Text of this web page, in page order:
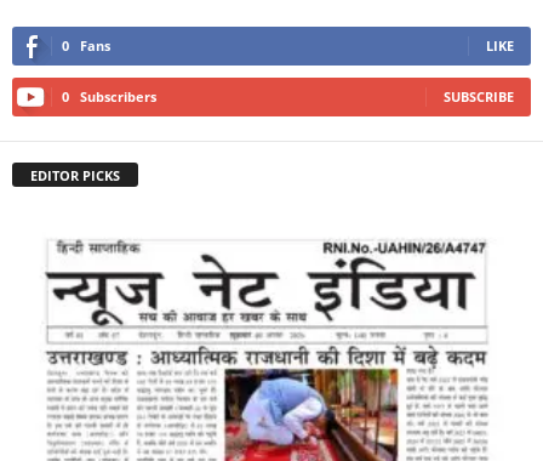
0 Fans LIKE
0 Subscribers SUBSCRIBE
EDITOR PICKS